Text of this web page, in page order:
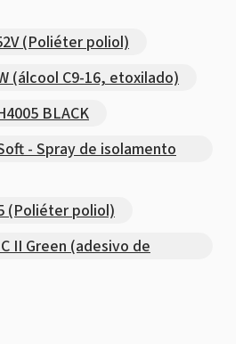
(Poliéter poliol)
(álcool C9-16, etoxilado)
BLACK
- Spray de isolamento
(Poliéter poliol)
II Green (adesivo de